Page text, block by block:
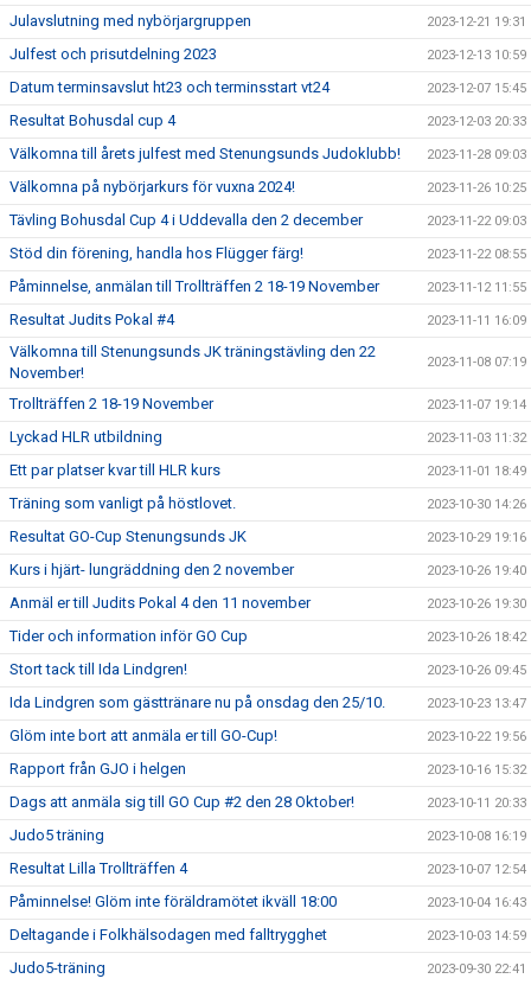
Julavslutning med nybörjargruppen 2023-12-21 19:31
Julfest och prisutdelning 2023 2023-12-13 10:59
Datum terminsavslut ht23 och terminsstart vt24 2023-12-07 15:45
Resultat Bohusdal cup 4 2023-12-03 20:33
Välkomna till årets julfest med Stenungsunds Judoklubb! 2023-11-28 09:03
Välkomna på nybörjarkurs för vuxna 2024! 2023-11-26 10:25
Tävling Bohusdal Cup 4 i Uddevalla den 2 december 2023-11-22 09:03
Stöd din förening, handla hos Flügger färg! 2023-11-22 08:55
Påminnelse, anmälan till Trollträffen 2 18-19 November 2023-11-12 11:55
Resultat Judits Pokal #4 2023-11-11 16:09
Välkomna till Stenungsunds JK träningstävling den 22
November!
2023-11-08 07:19
Trollträffen 2 18-19 November 2023-11-07 19:14
Lyckad HLR utbildning 2023-11-03 11:32
Ett par platser kvar till HLR kurs 2023-11-01 18:49
Träning som vanligt på höstlovet. 2023-10-30 14:26
Resultat GO-Cup Stenungsunds JK 2023-10-29 19:16
Kurs i hjärt- lungräddning den 2 november 2023-10-26 19:40
Anmäl er till Judits Pokal 4 den 11 november 2023-10-26 19:30
Tider och information inför GO Cup 2023-10-26 18:42
Stort tack till Ida Lindgren! 2023-10-26 09:45
Ida Lindgren som gästtränare nu på onsdag den 25/10. 2023-10-23 13:47
Glöm inte bort att anmäla er till GO-Cup! 2023-10-22 19:56
Rapport från GJO i helgen 2023-10-16 15:32
Dags att anmäla sig till GO Cup #2 den 28 Oktober! 2023-10-11 20:33
Judo5 träning 2023-10-08 16:19
Resultat Lilla Trollträffen 4 2023-10-07 12:54
Påminnelse! Glöm inte föräldramötet ikväll 18:00 2023-10-04 16:43
Deltagande i Folkhälsodagen med falltrygghet 2023-10-03 14:59
Judo5-träning 2023-09-30 22:41